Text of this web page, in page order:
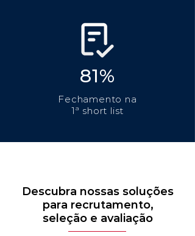
81%
Fechamento na
1ª short list
Descubra nossas soluções
para recrutamento,
seleção e avaliação